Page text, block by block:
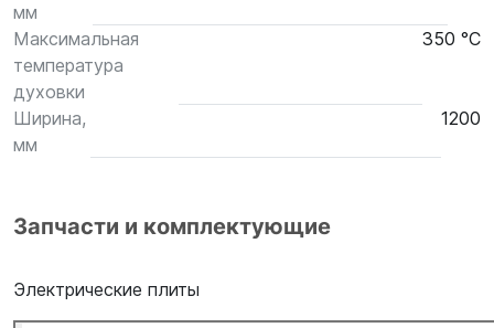
мм
Максимальная
температура
духовки
350 °С
Ширина,
мм
1200
Запчасти и комплектующие
Электрические плиты